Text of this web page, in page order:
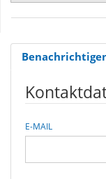
E-MAIL